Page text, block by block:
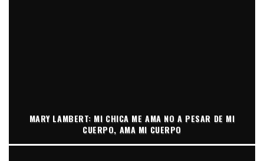
MARY LAMBERT: MI CHICA ME AMA NO A PESAR DE MI
CUERPO, AMA MI CUERPO